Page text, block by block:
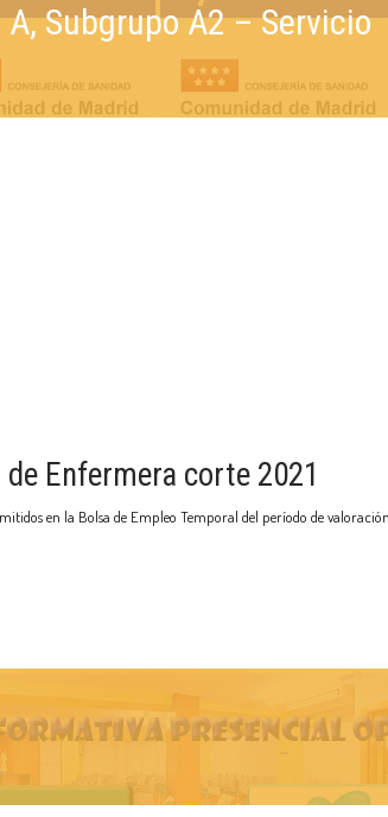
Subgrupo A2 – Servicio
Enfermera corte 2021
en la Bolsa de Empleo Temporal del período de